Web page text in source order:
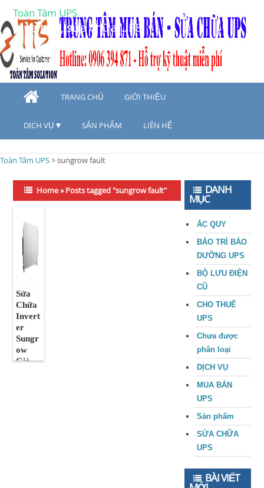
Toàn Tâm UPS
Mua bán, sửa chữa UPS
TRANG CHỦ GIỚI THIỆU
DỊCH VỤ SẢN PHẨM LIÊN HỆ
Toàn Tâm UPS>sungrow fault
Home»Posts tagged "sungrow fault"
Sửa
Chữa
Invert
er
Sungr
ow
Giá
DANH
MỤC
ẮC QUY
BẢO TRÌ BẢO
DƯỠNG UPS
BỘ LƯU ĐIỆN
CŨ
CHO THUÊ
UPS
Chưa được
phân loại
DỊCH VỤ
MUA BÁN
UPS
Sản phẩm
SỬA CHỮA
UPS
BÀI VIẾT